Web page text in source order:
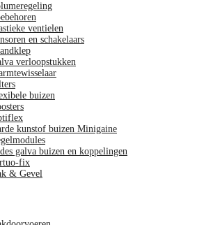
ventielen
en schakelaars
verloopstukken
buizen
kunstof buizen Minigaine
galva buizen en koppelingen
fix
& Gevel